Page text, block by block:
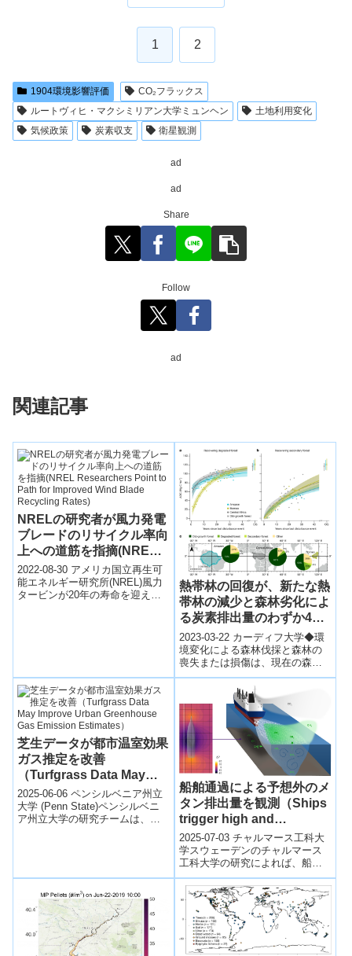
1 2
1904環境影響評価
CO₂フラックス
ルートヴィヒ・マクシミリアン大学ミュンヘン
土地利用変化
気候政策
炭素収支 衛星観測
ad
ad
Share
Follow
ad
関連記事
NRELの研究者が風力発電
ブレードのリサイクル率向
上への道筋を指摘(NREL
Researchers Point to
Path for Improved Wind
Blade Recycling Rates)
2022-08-30 アメリカ国立再生可
能エネルギー研究所(NREL)風力
タービンが20年の寿命を迎えれ
熱帯林の回復が、新たな熱
帯林の減少と森林劣化によ
る炭素排出量のわずか4分
の1を相殺することが判明
(Recovering tropical
forests offset just one
quarter of carbon
emissions from new
tropical deforestation
and forest degradation,
study finds)
2023-03-22 カーディフ大学◆環
境変化による森林伐採と森林の
喪失または損傷は、現在の森林
再生率をはるかに上回っていま
す。これは、国際的な科学者チ
芝生データが都市温室効果
ガス推定を改善
（Turfgrass Data May
Improve Urban
Greenhouse Gas
Emission Estimates）
2025-06-06 ペンシルベニア州立
大学 (Penn State)ペンシルベニ
ア州立大学の研究チームは、都
船舶通過による予想外のメ
タン排出量を観測（Ships
trigger high and
unexpected emissions of
the greenhouse gas
methane）
2025-07-03 チャルマース工科大
学スウェーデンのチャルマース
工科大学の研究によれば、船舶
が浅海域を航行する際の圧力変
化と水のかき混ぜにより、海底
に蓄積さ...